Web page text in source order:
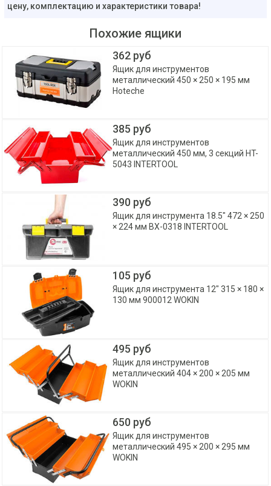
цену, комплектацию и характеристики товара!
Похожие ящики
362 руб
Ящик для инструментов
металлический 450 × 250 × 195 мм
Hoteche
385 руб
Ящик для инструментов
металлический 450 мм, 3 секций HT-
5043 INTERTOOL
390 руб
Ящик для инструмента 18.5" 472 × 250
× 224 мм BX-0318 INTERTOOL
105 руб
Ящик для инструмента 12" 315 × 180 ×
130 мм 900012 WOKIN
495 руб
Ящик для инструментов
металлический 404 × 200 × 205 мм
WOKIN
650 руб
Ящик для инструментов
металлический 495 × 200 × 295 мм
WOKIN